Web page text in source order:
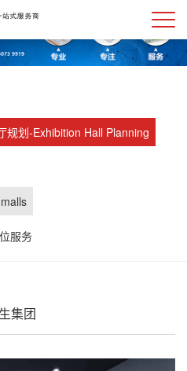
规划-Exhibition Hall Planning
服务
集团